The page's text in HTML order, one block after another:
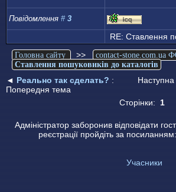
Повідомлення # 3
RE: Ставлення
Головна сайту >> contact-stone.com.ua
Ставлення пошуковиків до каталогів
◄Реально так сделать?:
Попередня тема
Сторінки:1
Адміністратор заборонив відповідати
реєстрації пройдіть за
Учасники